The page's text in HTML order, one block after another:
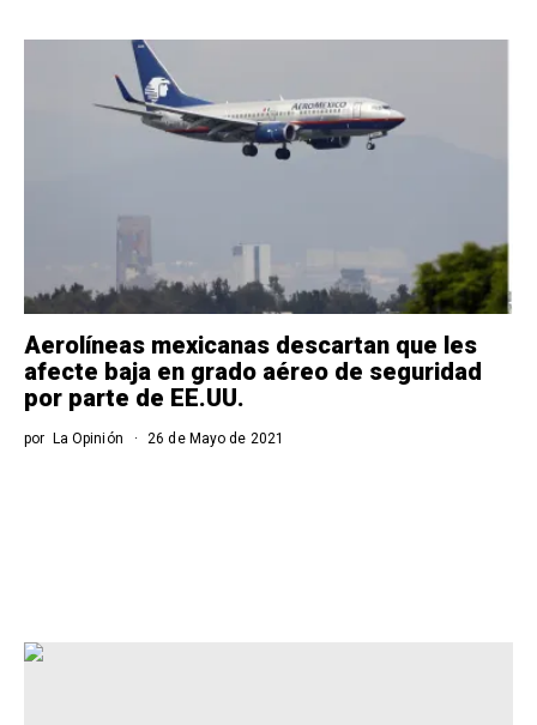
Aerolíneas mexicanas descartan que les
afecte baja en grado aéreo de seguridad
por parte de EE.UU.
por La Opinión 26 de Mayo de 2021